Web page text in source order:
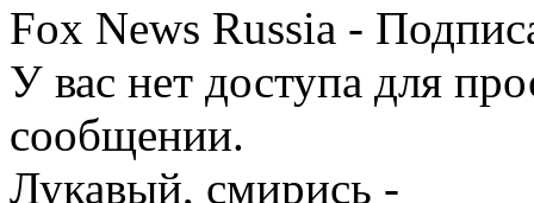
Fox News Russia -
У вас нет доступа для
сообщении.
Лукавый, смирись -